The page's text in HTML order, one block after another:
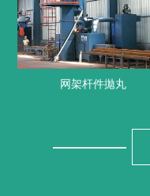
网架杆件拋丸